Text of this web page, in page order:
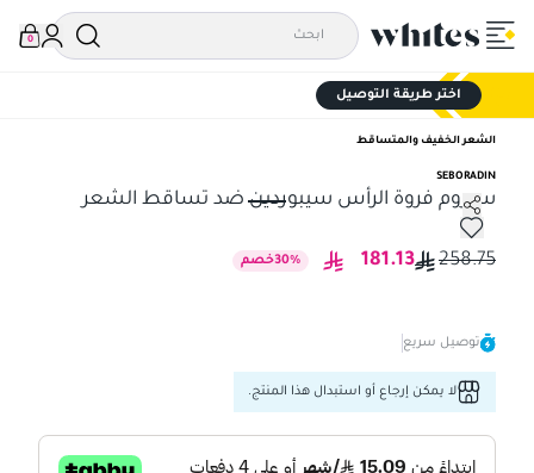
0
اختر طريقة التوصيل
الشعر الخفيف والمتساقط
SEBORADIN
سيروم فروة الرأس سيبوردين ضد تساقط الشعر
سيروم فروة الرأس سيبوردين ضد تساقط الشعر
258.75
181.13
30% خصم
توصيل سريع
لا يمكن إرجاع أو استبدال هذا المنتج.